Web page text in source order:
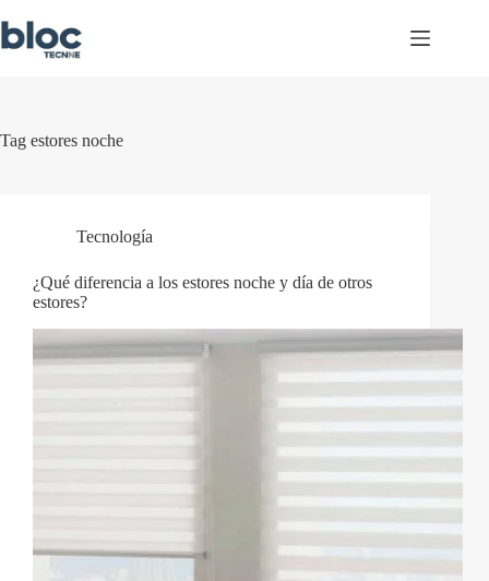
to
content
Tag estores noche
Tecnología
¿Qué diferencia a los estores noche y día de otros
estores?